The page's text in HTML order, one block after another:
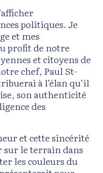
politiques. Je
et mes
profit de notre
et citoyens de
chef, Paul St-
à l’élan qu’il
son authenticité
des
et cette sincérité
sur le terrain dans
les couleurs du